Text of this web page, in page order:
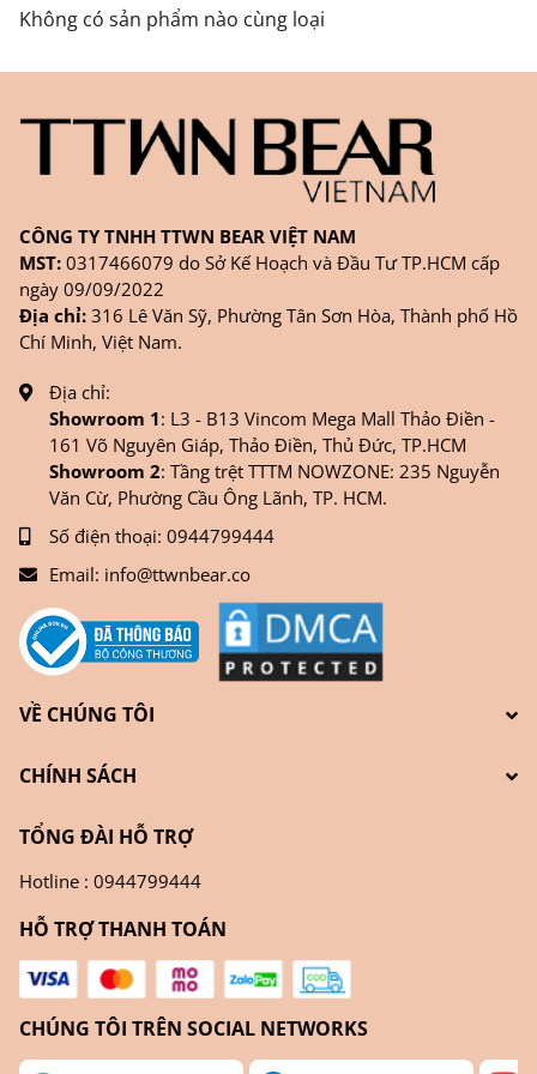
Thời gian nhận hàng: Đối với đơn hàng Online tại
TPHCM, sản phẩm sẽ được giao sớm nhất là 1
ngày sau khi đặt.
Không có sản phẩm nào cùng loại
CÔNG TY TNHH TTWN BEAR VIỆT NAM
MST: 0317466079 do Sở Kế Hoạch và Đầu Tư TP.HCM cấp
ngày 09/09/2022
Địa chỉ: 316 Lê Văn Sỹ, Phường Tân Sơn Hòa, Thành phố Hồ
Chí Minh, Việt Nam.
Địa chỉ:
Showroom 1: L3 - B13 Vincom Mega Mall Thảo Điền -
161 Võ Nguyên Giáp, Thảo Điền, Thủ Đức, TP.HCM
Showroom 2: Tầng trệt TTTM NOWZONE: 235 Nguyễn
Văn Cừ, Phường Cầu Ông Lãnh, TP. HCM.
Số điện thoại: 0944799444
Email: info@ttwnbear.co
VỀ CHÚNG TÔI
CHÍNH SÁCH
TỔNG ĐÀI HỖ TRỢ
Hotline : 0944799444
HỖ TRỢ THANH TOÁN
CHÚNG TÔI TRÊN SOCIAL NETWORKS